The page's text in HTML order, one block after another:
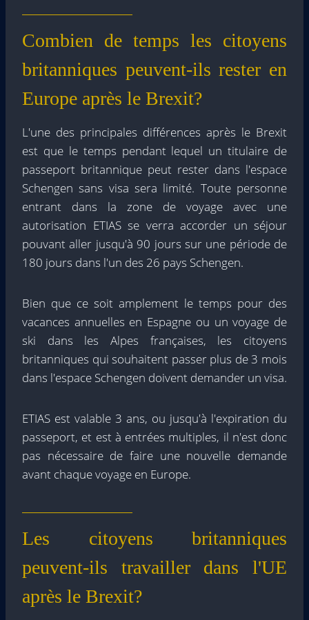
Combien de temps les citoyens
britanniques peuvent-ils rester en
Europe après le Brexit?
L'une des principales différences après le Brexit
est que le temps pendant lequel un titulaire de
passeport britannique peut rester dans l'espace
Schengen sans visa sera limité. Toute personne
entrant dans la zone de voyage avec une
autorisation ETIAS se verra accorder un séjour
pouvant aller jusqu'à 90 jours sur une période de
180 jours dans l'un des 26 pays Schengen.
Bien que ce soit amplement le temps pour des
vacances annuelles en Espagne ou un voyage de
ski dans les Alpes françaises, les citoyens
britanniques qui souhaitent passer plus de 3 mois
dans l'espace Schengen doivent demander un visa.
ETIAS est valable 3 ans, ou jusqu'à l'expiration du
passeport, et est à entrées multiples, il n'est donc
pas nécessaire de faire une nouvelle demande
avant chaque voyage en Europe.
Les citoyens britanniques
peuvent-ils travailler dans l'UE
après le Brexit?